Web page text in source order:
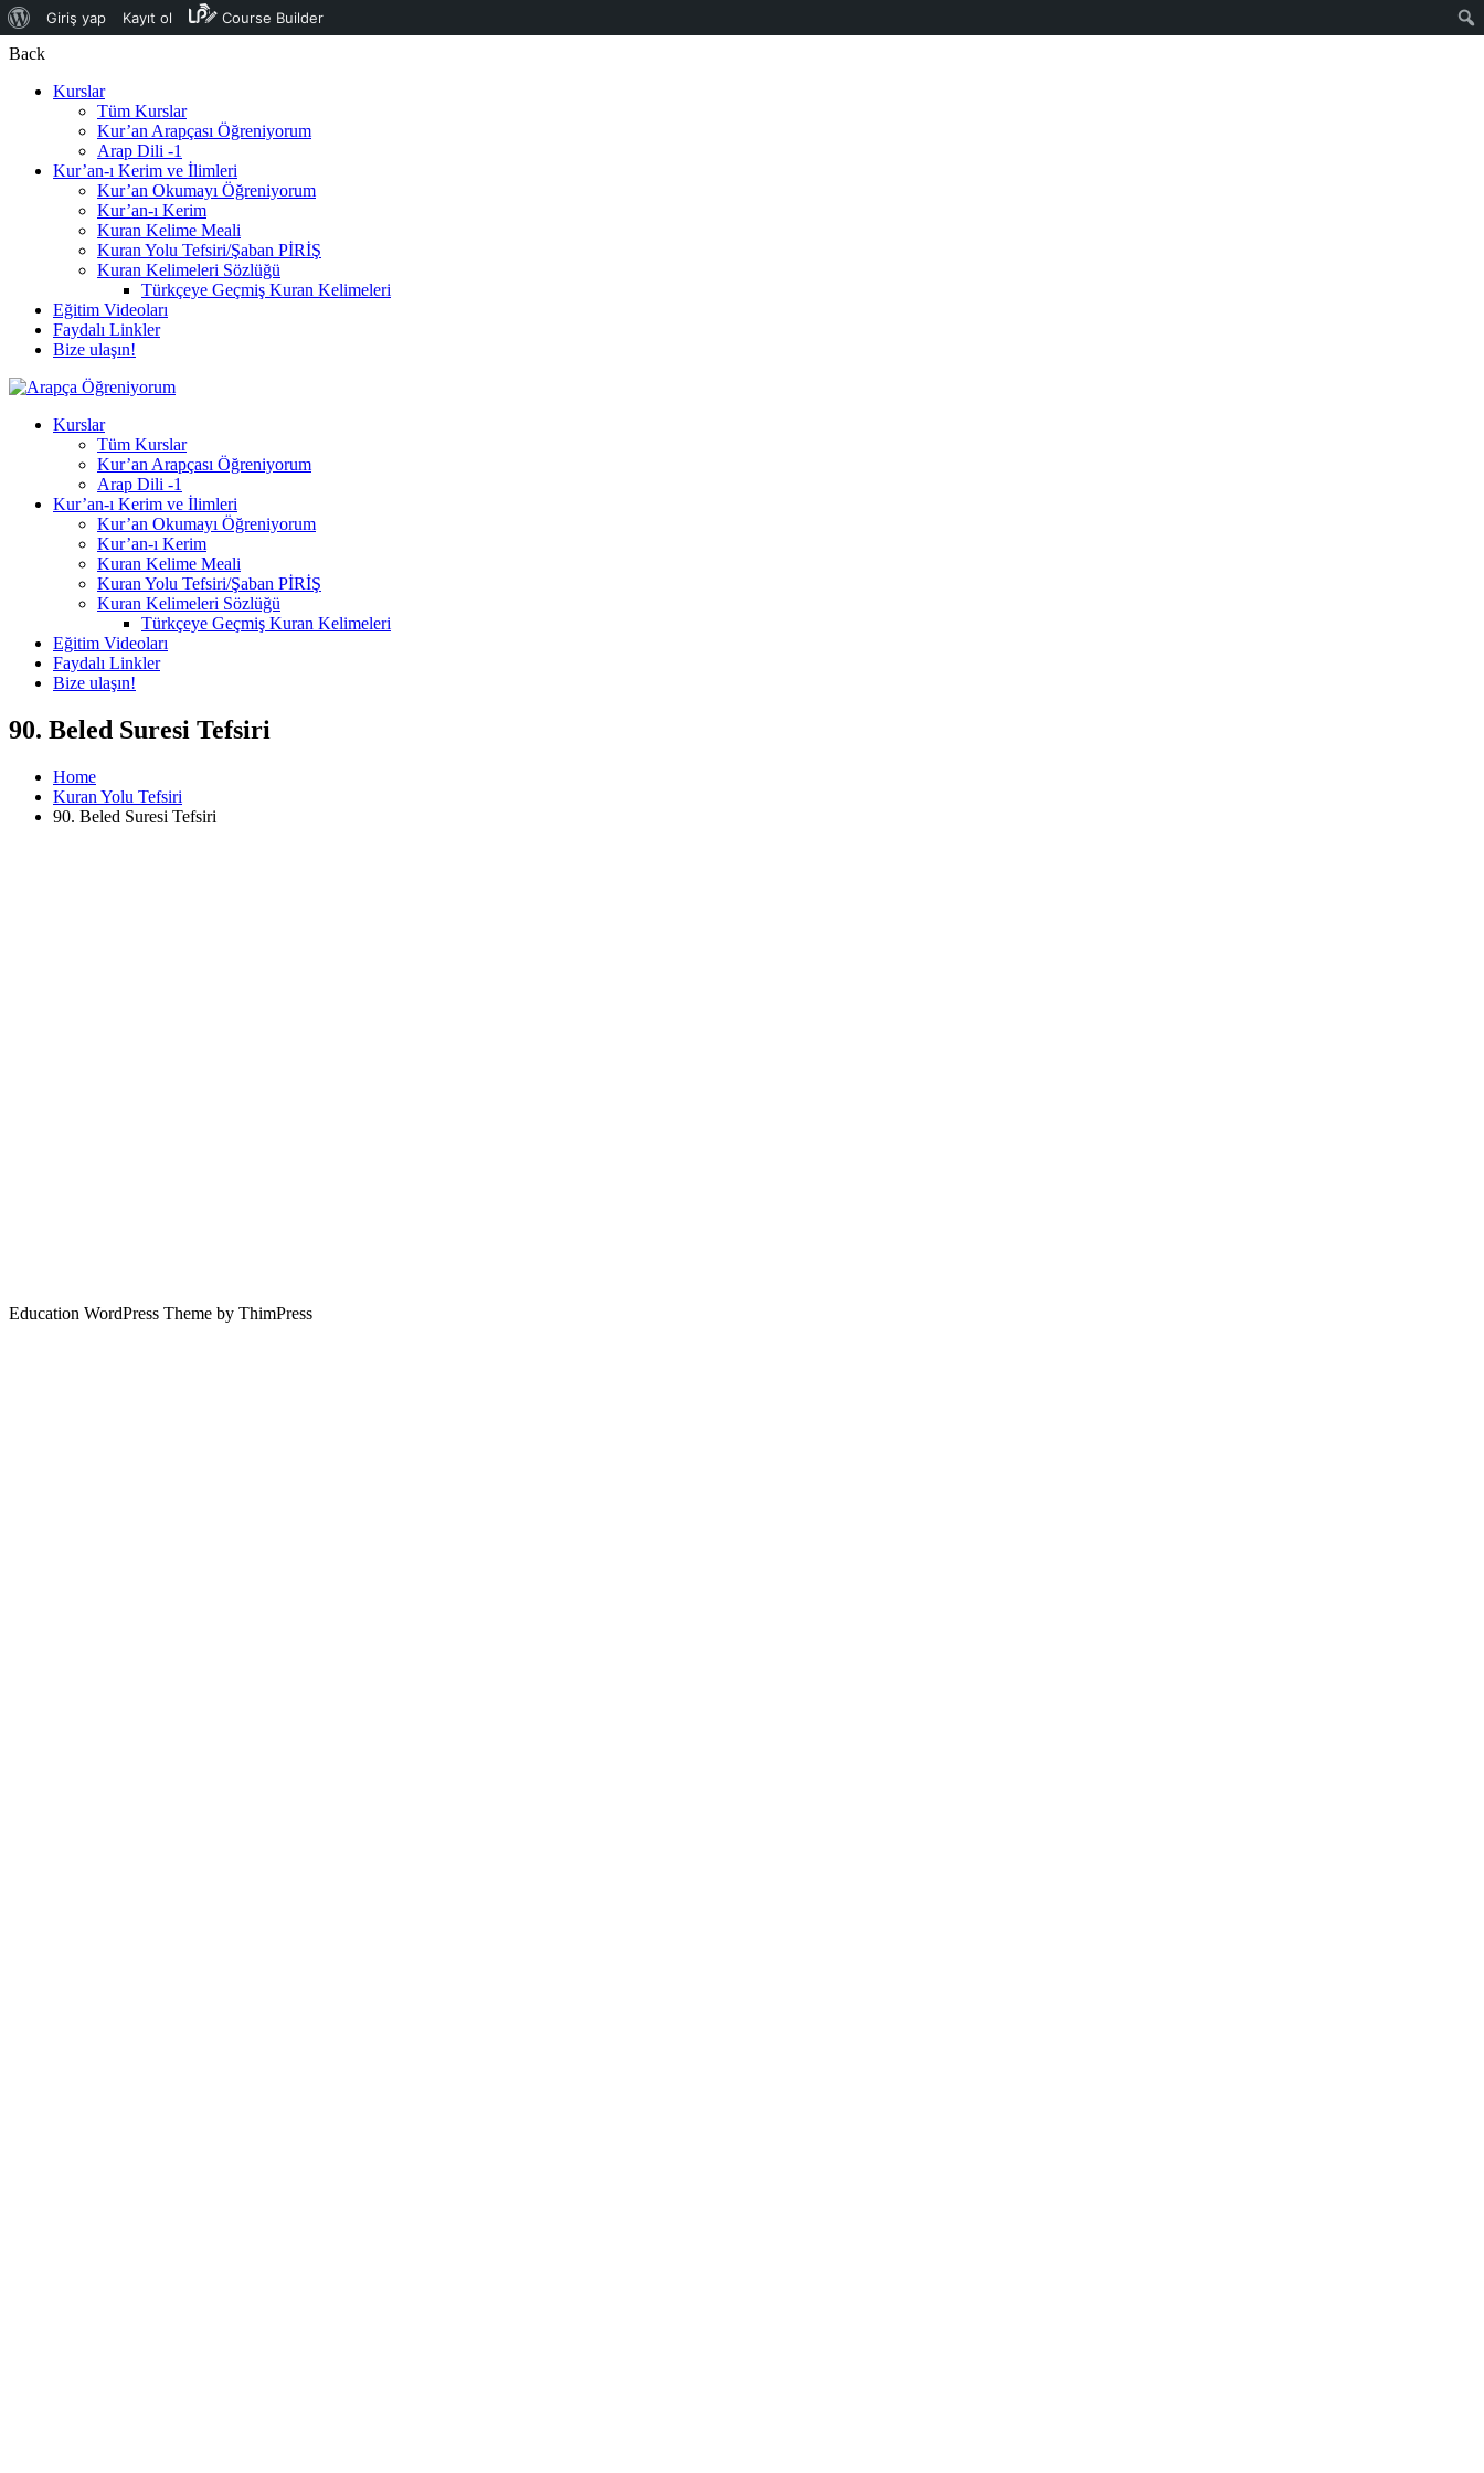
WordPress
hakkında
Giriş yap Kayıt ol Course Builder
Back
Kurslar
Tüm Kurslar
Kur’an Arapçası Öğreniyorum
Arap Dili -1
Kur’an-ı Kerim ve İlimleri
Kur’an Okumayı Öğreniyorum
Kur’an-ı Kerim
Kuran Kelime Meali
Kuran Yolu Tefsiri/Şaban PİRİŞ
Kuran Kelimeleri Sözlüğü
Türkçeye Geçmiş Kuran Kelimeleri
Eğitim Videoları
Faydalı Linkler
Bize ulaşın!
Kurslar
Tüm Kurslar
Kur’an Arapçası Öğreniyorum
Arap Dili -1
Kur’an-ı Kerim ve İlimleri
Kur’an Okumayı Öğreniyorum
Kur’an-ı Kerim
Kuran Kelime Meali
Kuran Yolu Tefsiri/Şaban PİRİŞ
Kuran Kelimeleri Sözlüğü
Türkçeye Geçmiş Kuran Kelimeleri
Eğitim Videoları
Faydalı Linkler
Bize ulaşın!
90. Beled Suresi Tefsiri
Home
Kuran Yolu Tefsiri
90. Beled Suresi Tefsiri
Education WordPress Theme by ThimPress